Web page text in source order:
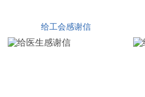
给工会感谢信